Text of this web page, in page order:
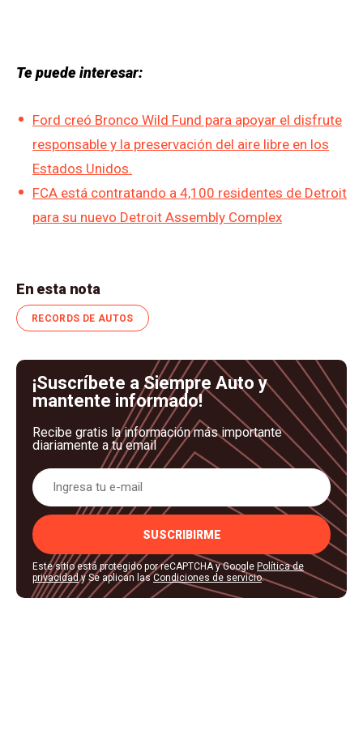
Te puede interesar:
Ford creó Bronco Wild Fund para apoyar el disfrute
responsable y la preservación del aire libre en los
Estados Unidos.
FCA está contratando a 4,100 residentes de Detroit
para su nuevo Detroit Assembly Complex
En esta nota
RECORDS DE AUTOS
¡Suscríbete a Siempre Auto y
mantente informado!
Recibe gratis la información más importante
diariamente a tu email
SUSCRIBIRME
Este sitio está protegido por reCAPTCHA y Google Política de
privacidady Se aplican lasCondiciones de servicio.